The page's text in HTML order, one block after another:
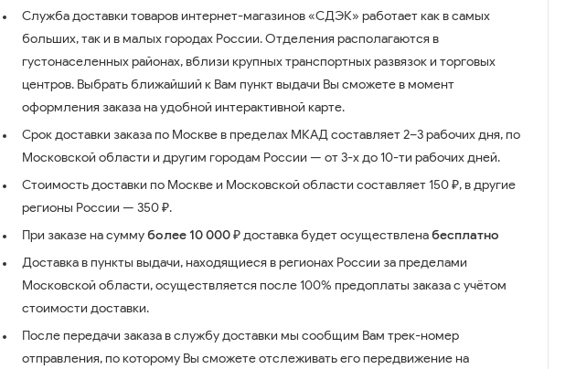
Служба доставки товаров интернет-магазинов «СДЭК» работает как в самых
больших, так и в малых городах России. Отделения располагаются в
густонаселенных районах, вблизи крупных транспортных развязок и торговых
центров. Выбрать ближайший к Вам пункт выдачи Вы сможете в момент
оформления заказа на удобной интерактивной карте.
Срок доставки заказа по Москве в пределах МКАД составляет 2–3 рабочих дня, по
Московской области и другим городам России — от 3-х до 10-ти рабочих дней.
Стоимость доставки по Москве и Московской области составляет 150 ₽, в другие
регионы России — 350 ₽.
При заказе на суммуболее 10 000 ₽доставка будет осуществленабесплатно
Доставка в пункты выдачи, находящиеся в регионах России за пределами
Московской области, осуществляется после 100% предоплаты заказа с учётом
стоимости доставки.
После передачи заказа в службу доставки мы сообщим Вам трек-номер
отправления, по которому Вы сможете отслеживать его передвижение на